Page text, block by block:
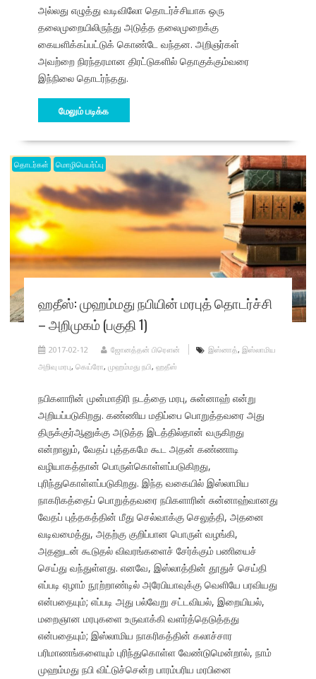
அல்லது எழுத்து வடிவிலோ தொடர்ச்சியாக ஒரு
தலைமுறையிலிருந்து அடுத்த தலைமுறைக்கு
கையளிக்கப்பட்டுக் கொண்டே வந்தன. அறிஞர்கள்
அவற்றை நிரந்தரமான திரட்டுகளில் தொகுக்கும்வரை
இந்நிலை தொடர்ந்தது.
மேலும் படிக்க
தொடர்கள் மொழிபெயர்ப்பு
ஹதீஸ்: முஹம்மது நபியின் மரபுத் தொடர்ச்சி
– அறிமுகம் (பகுதி 1)
2017-02-12 ஜோனத்தன் பிரௌன் இஸ்னாத், இஸ்லாமிய
அறிவு மரபு, கெய்ரோ, முஹம்மது நபி, ஹதீஸ்
நபிகளாரின் முன்மாதிரி நடத்தை மரபு, சுன்னாஹ் என்று
அறியப்படுகிறது. கண்ணிய மதிப்பை பொறுத்தவரை அது
திருக்குர்ஆனுக்கு அடுத்த இடத்தில்தான் வருகிறது
என்றாலும், வேதப் புத்தகமே கூட அதன் கண்ணாடி
வழியாகத்தான் பொருள்கொள்ளப்படுகிறது,
புரிந்துகொள்ளப்படுகிறது. இந்த வகையில் இஸ்லாமிய
நாகரிகத்தைப் பொறுத்தவரை நபிகளாரின் சுன்னாஹ்வானது
வேதப் புத்தகத்தின் மீது செல்வாக்கு செலுத்தி, அதனை
வடிவமைத்து, அதற்கு குறிப்பான பொருள் வழங்கி,
அதனுடன் கூடுதல் விவரங்களைச் சேர்க்கும் பணியைச்
செய்து வந்துள்ளது. எனவே, இஸ்லாத்தின் தூதுச் செய்தி
எப்படி ஏழாம் நூற்றாண்டில் அரேபியாவுக்கு வெளியே பரவியது
என்பதையும்; எப்படி அது பல்வேறு சட்டவியல், இறையியல்,
மறைஞான மரபுகளை உருவாக்கி வளர்த்தெடுத்தது
என்பதையும்; இஸ்லாமிய நாகரிகத்தின் கலாச்சார
பரிமாணங்களையும் புரிந்துகொள்ள வேண்டுமென்றால், நாம்
முஹம்மது நபி விட்டுச்சென்ற பாரம்பரிய மரபினை